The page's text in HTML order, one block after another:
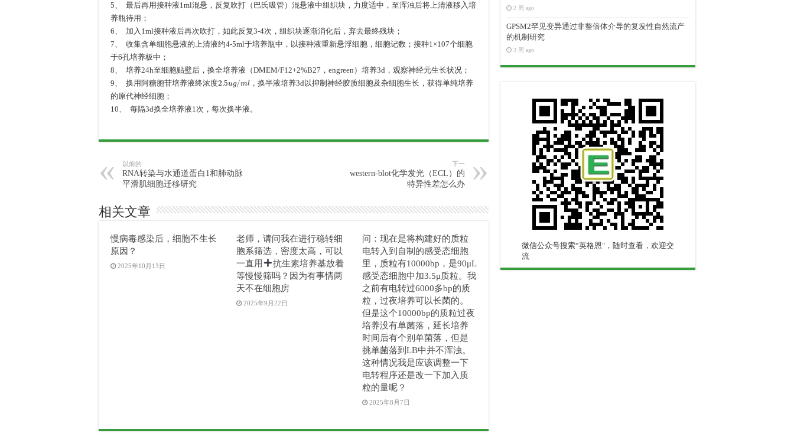
5、 最后再用接种液1ml混悬，反复吹打（巴氏吸管）混悬液中组织块，力度适中，至浑浊后将上清液移入培
养瓶待用；
6、 加入1ml接种液后再次吹打，如此反复3-4次，组织块逐渐消化后，弃去最终残块；
7、 收集含单细胞悬液的上清液约4-5ml于培养瓶中，以接种液重新悬浮细胞，细胞记数；接种1×107个细胞
于6孔培养板中；
8、 培养24h至细胞贴壁后，换全培养液（DMEM/F12+2%B27，engreen）培养3d，观察神经元生长状况；
9、 换用阿糖胞苷培养液终浓 度2.5 m ， 换半液 培养3d以抑制神经胶质细胞及杂细胞生长，获得单纯培养
的原代神经细胞；
10、 每隔3d换全培养液1次，每次换半液。
以前的
RNA转染与水通道蛋白1和肺动脉
平滑肌细胞迁移研究
下一
western-blot化学发光（ECL）的
特异性差怎么办
相关文章
慢病毒感染后，细胞不生长
原因？
2025年10月13日
老师，请问我在进行稳转细
胞系筛选，密度太高，可以
一直用
抗生素培养基放着
等慢慢筛吗？因为有事情两
天不在细胞房
2025年9月22日
问：现在是将构建好的质粒
电转入到自制的感受态细胞
里，质粒有10000bp，是90μL
感受态细胞中加3.5μ质粒。我
之前有电转过6000多bp的质
粒，过夜培养可以长菌的。
但是这个10000bp的质粒过夜
培养没有单菌落，延长培养
时间后有个别单菌落，但是
挑单菌落到LB中并不浑浊。
这种情况我是应该调整一下
电转程序还是改一下加入质
粒的量呢？
2025年8月7日
2 周 ago
GPSM2罕见变异通过非整倍体介导的复发性自然流产
的机制研究
3 周 ago
微信公众号搜索“英格恩"，随时查看，欢迎交
流